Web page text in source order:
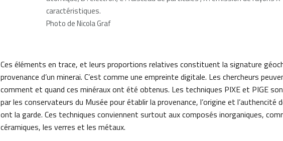
caractéristiques.
Photo de Nicola Graf
Ces éléments en trace, et leurs proportions relatives constituent la signature
provenance d’un minerai. C’est comme une empreinte digitale. Les chercheurs
comment et quand ces minéraux ont été obtenus. Les techniques PIXE et PIGE
par les conservateurs du Musée pour établir la provenance, l’origine et l’authencité
ont la garde. Ces techniques conviennent surtout aux composés inorganiques,
céramiques, les verres et les métaux.